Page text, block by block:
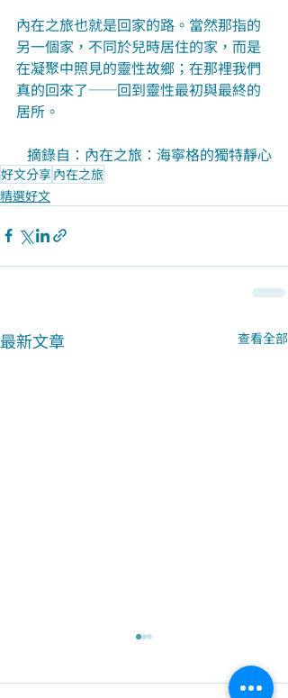
內在之旅也就是回家的路。當然那指的
另一個家，不同於兒時居住的家，而是
在凝聚中照見的靈性故鄉；在那裡我們
真的回來了──回到靈性最初與最終的
居所。
摘錄自：內在之旅：海寧格的獨特靜心
好文分享內在之旅
精選好文
最新文章 查看全部